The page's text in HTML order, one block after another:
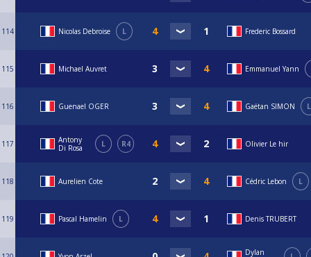
114 Nicolas Debroise L Frederic Bossard
115 Michael Auvret Emmanuel Yann
116 Guenael OGER Gaëtan SIMON L
117
Antony
Di Rosa
L R4 Olivier Le hir
118 Aurelien Cote Cédric Lebon L
119 Pascal Hamelin L Denis TRUBERT
Dylan